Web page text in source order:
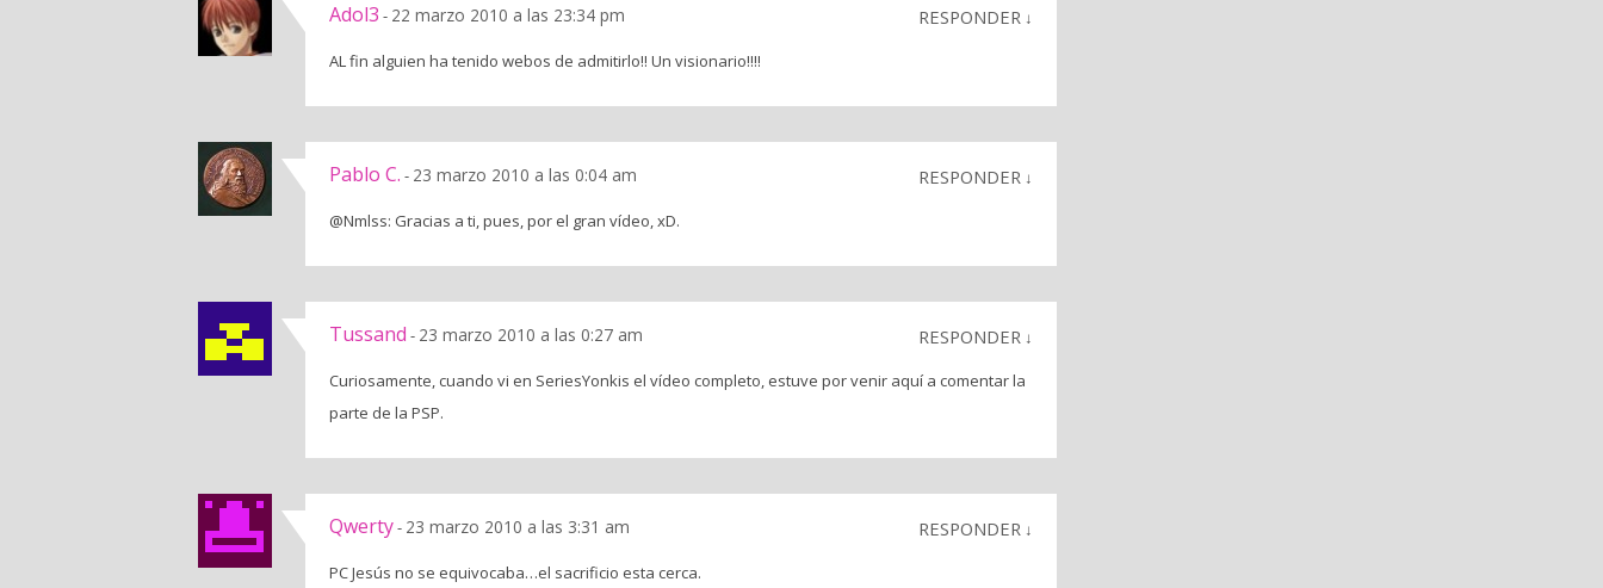
Adol3 - 22 marzo 2010 a las 23:34 pm RESPONDER ↓
AL fin alguien ha tenido webos de admitirlo!! Un visionario!!!!
Pablo C. - 23 marzo 2010 a las 0:04 am RESPONDER ↓
@Nmlss: Gracias a ti, pues, por el gran vídeo, xD.
Tussand - 23 marzo 2010 a las 0:27 am RESPONDER ↓
Curiosamente, cuando vi en SeriesYonkis el vídeo completo, estuve por venir aquí a comentar la
parte de la PSP.
Qwerty- 23 marzo 2010 a las 3:31 am RESPONDER ↓
PC Jesús no se equivocaba…el sacrificio esta cerca.